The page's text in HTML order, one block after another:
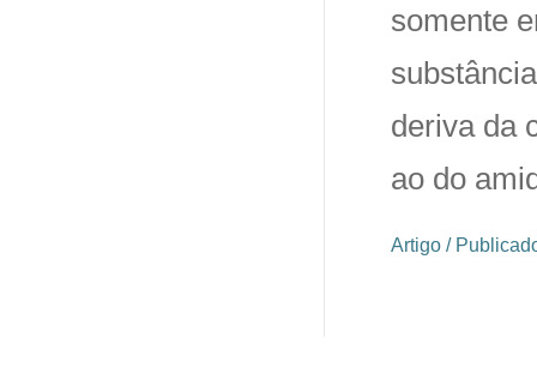
somente
deriva da
ao do
Artigo /